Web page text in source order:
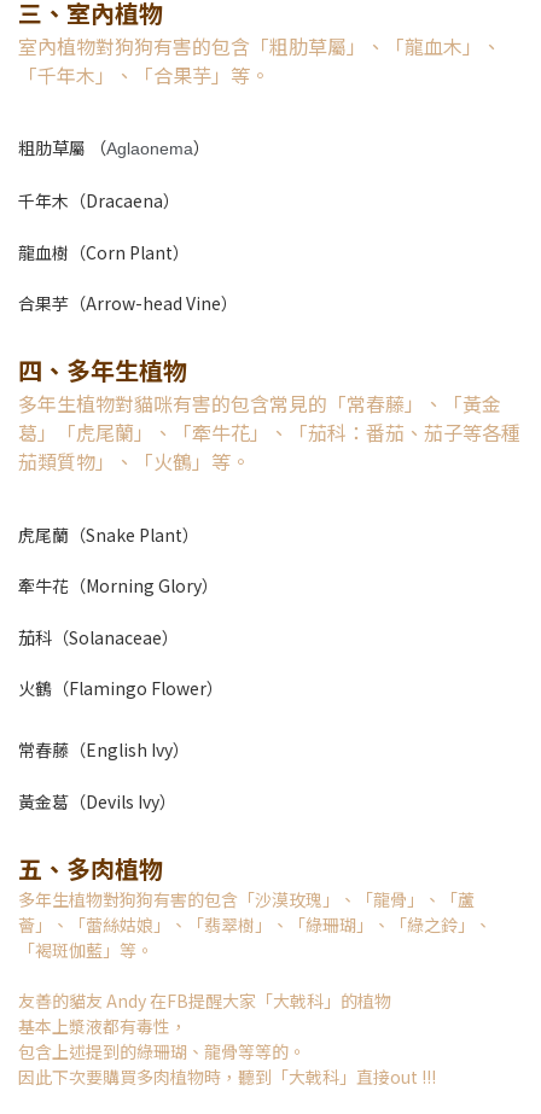
三、室內植物
室內植物對狗狗有害的包含「粗肋草屬」、「龍血木」、
「千年木」、「合果芋」等。
粗肋草屬 （Aglaonema）
千年木（Dracaena）
龍血樹（Corn Plant）
合果芋（Arrow-head Vine）
四、多年生植物
多年生植物對貓咪有害的包含常見的「常春藤」、「黃金
葛」「虎尾蘭」、「牽牛花」、「茄科：番茄、茄子等各種
茄類質物」、「火鶴」等。
虎尾蘭（Snake Plant）
牽牛花（Morning Glory）
茄科（Solanaceae）
火鶴（Flamingo Flower）
常春藤（English Ivy）
黃金葛（Devils Ivy）
五、多肉植物
多年生植物對狗狗有害的包含「沙漠玫瑰」、「龍骨」、「蘆
薈」、「蕾絲姑娘」、「翡翠樹」、「綠珊瑚」、「綠之鈴」、
「褐斑伽藍」等。
友善的貓友 Andy 在FB提醒大家「大戟科」的植物
基本上漿液都有毒性，
包含上述提到的綠珊瑚、龍骨等等的。
因此下次要購買多肉植物時，聽到「大戟科」直接out !!!